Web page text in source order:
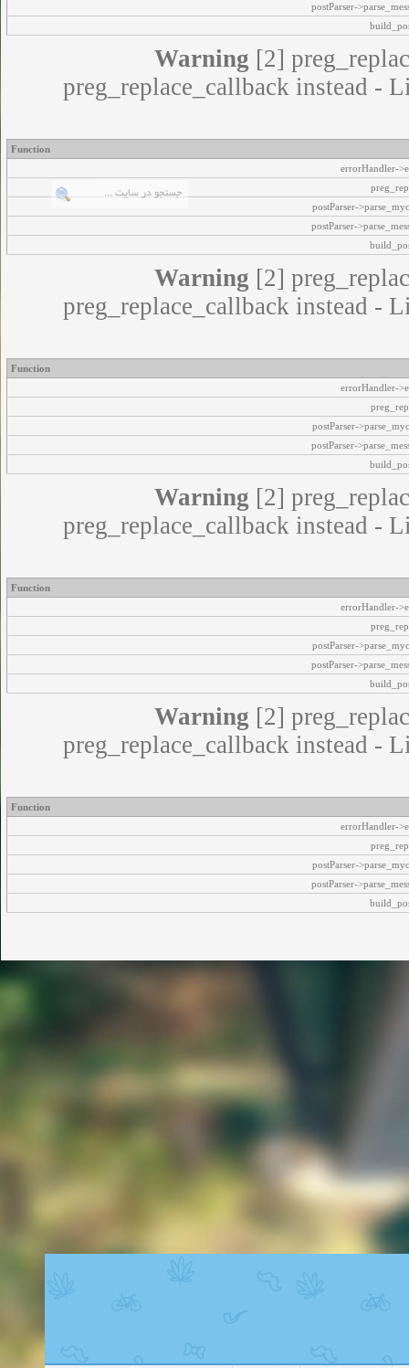
postParser-
Warning [2]
preg_replace_callback instead -
Function
errorHandler-
postParser-
postParser-
Warning [2]
preg_replace_callback instead -
Function
errorHandler-
postParser-
postParser-
Warning [2]
preg_replace_callback instead -
Function
errorHandler-
postParser-
postParser-
Warning [2]
preg_replace_callback instead -
Function
errorHandler-
postParser-
postParser-